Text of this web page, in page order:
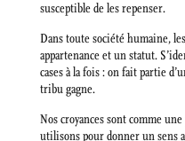
susceptible de les repenser.
Dans toute société humaine,
appartenance et un statut.
cases à la fois : on fait partie
tribu gagne.
Nos croyances sont comme
utilisons pour donner un sens